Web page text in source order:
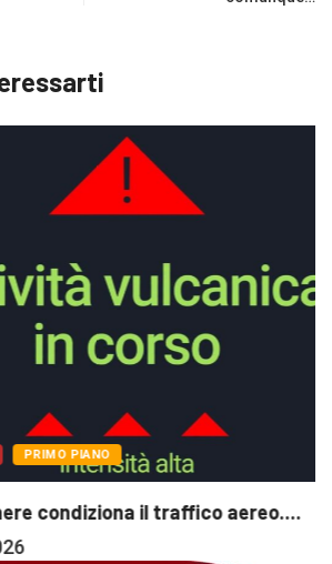
PIANO
il traffico aereo....